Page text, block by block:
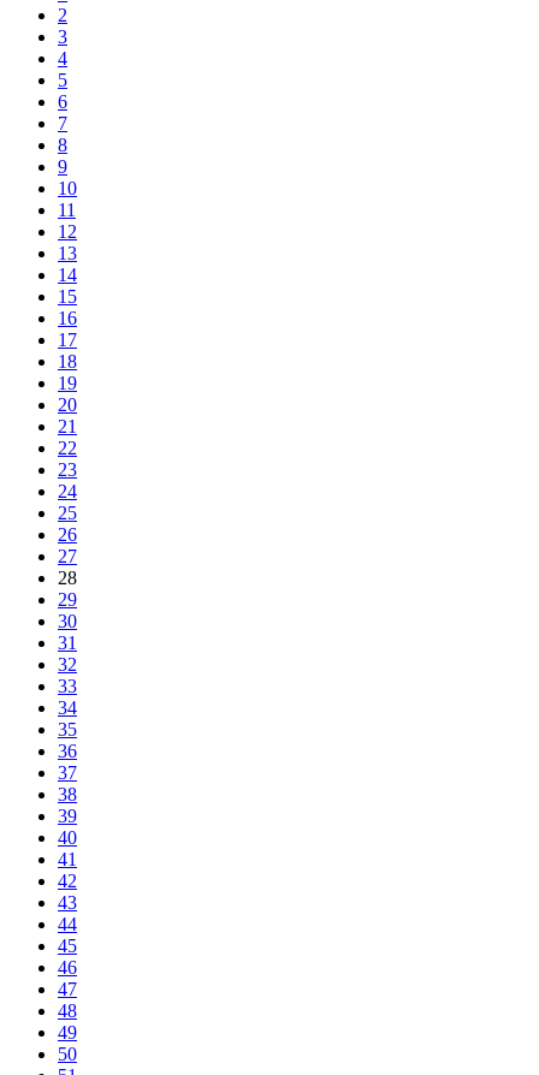
2
3
4
5
6
7
8
9
10
11
12
13
14
15
16
17
18
19
20
21
22
23
24
25
26
27
28
29
30
31
32
33
34
35
36
37
38
39
40
41
42
43
44
45
46
47
48
49
50